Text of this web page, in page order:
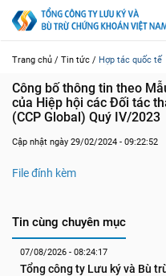
Trang chủ / Tin tức / Hợp tác quốc tế
Công bố thông tin theo
của Hiệp hội các Đối tác
(CCP Global) Quý IV/2023
Cập nhật ngày 29/02/2024 - 09:22:52
File đính kèm
Tin cùng chuyên mục
07/08/2026 - 08:24:17
Tổng công ty Lưu ký và Bù